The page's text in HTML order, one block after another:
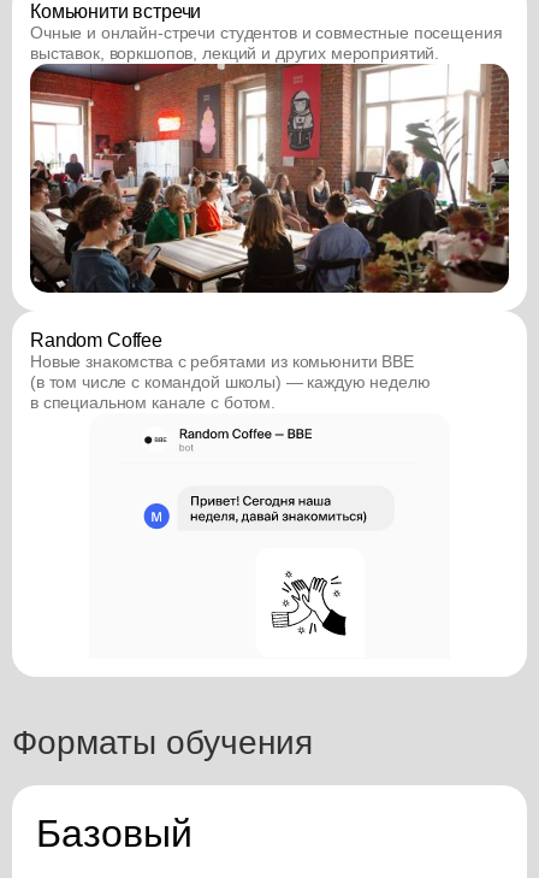
Комьюнити встречи
Очные и онлайн-стречи студентов и совместные посещения
выставок, воркшопов, лекций и других мероприятий.
Random Coffee
Новые знакомства с ребятами из комьюнити BBE
(в том числе с командой школы) — каждую неделю
в специальном канале с ботом.
Форматы обучения
Базовый